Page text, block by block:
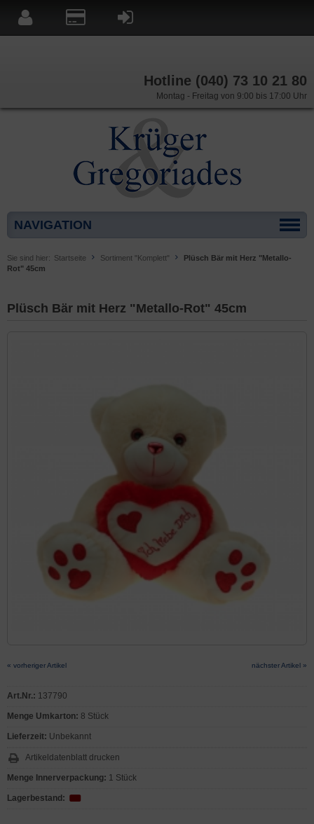
Hotline (040) 73 10 21 80
Montag - Freitag von 9:00 bis 17:00 Uhr
NAVIGATION
Sie sind hier: Startseite Sortiment "Komplett"
Plüsch Bär mit Herz "Metallo-
Rot" 45cm
Plüsch Bär mit Herz "Metallo-Rot" 45cm
« vorheriger Artikel nächster Artikel »
Art.Nr.: 137790
Menge Umkarton: 8 Stück
Lieferzeit: Unbekannt
Artikeldatenblatt drucken
Menge Innerverpackung: 1 Stück
Lagerbestand: